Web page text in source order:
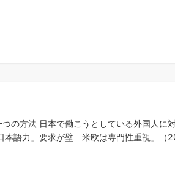
の方法 日本で働こうとしている外国人に
本語力」要求が壁 米欧は専門性重視」（